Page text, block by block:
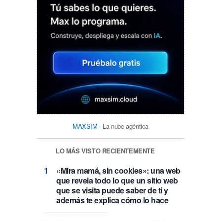
MAXSIM - La nube agéntica
LO MÁS VISTO RECIENTEMENTE
«Mira mamá, sin cookies»: una web
que revela todo lo que un sitio web
que se visita puede saber de ti y
además te explica cómo lo hace